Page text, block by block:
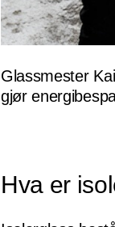
Glassmester
gjør
Hva er